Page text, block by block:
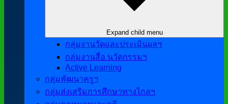
Expand child menu
กลุ่มงานวัดและประเมินผลฯ
กลุ่มงานสื่อ นวัตกรรมฯ
Active Learning
กลุ่มพัฒนาครูฯ
กลุ่มส่งเสริมการศึกษาทางไกลฯ